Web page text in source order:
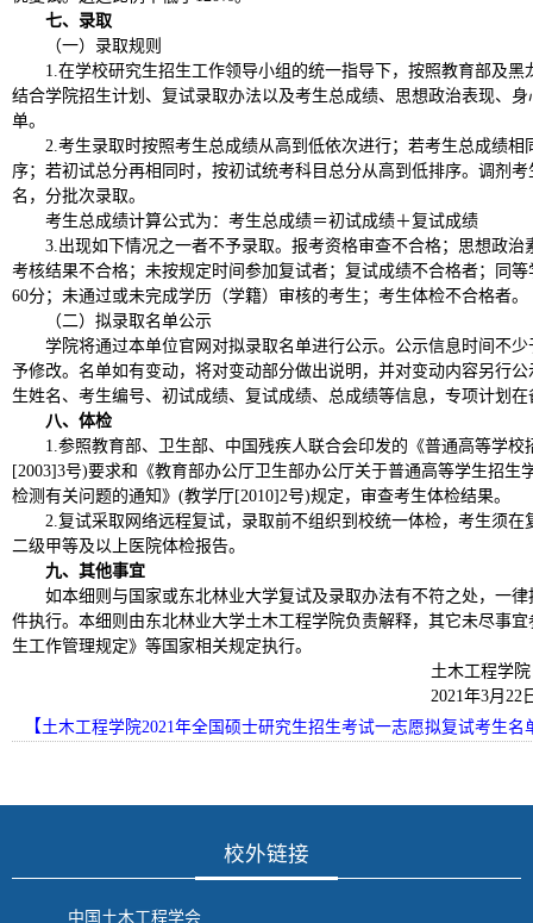
七、录取
（一）录取规则
1.在学校研究生招生工作领导小组的统一指导下，按照教育部及
结合学院招生计划、复试录取办法以及考生总成绩、思想政治表现、
单。
2.考生录取时按照考生总成绩从高到低依次进行；若考生总成绩相
序；若初试总分再相同时，按初试统考科目总分从高到低排序。调剂
名，分批次录取。
考生总成绩计算公式为：考生总成绩＝初试成绩＋复试成绩
3.出现如下情况之一者不予录取。报考资格审查不合格；思想政
考核结果不合格；未按规定时间参加复试者；复试成绩不合格者；同
60分；未通过或未完成学历（学籍）审核的考生；考生体检不合格者。
（二）拟录取名单公示
学院将通过本单位官网对拟录取名单进行公示。公示信息时间不
予修改。名单如有变动，将对变动部分做出说明，并对变动内容另行
生姓名、考生编号、初试成绩、复试成绩、总成绩等信息，专项计划
八、体检
1.参照教育部、卫生部、中国残疾人联合会印发的《普通高等学
[2003]3号)要求和《教育部办公厅卫生部办公厅关于普通高等学生招生
检测有关问题的通知》(教学厅[2010]2号)规定，审查考生体检结果。
2.复试采取网络远程复试，录取前不组织到校统一体检，考生须
二级甲等及以上医院体检报告。
九、其他事宜
如本细则与国家或东北林业大学复试及录取办法有不符之处，一
件执行。本细则由东北林业大学土木工程学院负责解释，其它未尽事
生工作管理规定》等国家相关规定执行。
土木工程学院
2021年3月22
【 土木工程学院2021年全国硕士研究生招生考试一志愿拟复试考生名
校外链接
中国土木工程学会